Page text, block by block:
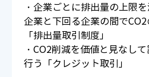
・企業ごとに排出量の上限
企業と下回る企業の間で
「排出量取引制度」
・CO2削減を価値と見なし
行う「クレジット取引」